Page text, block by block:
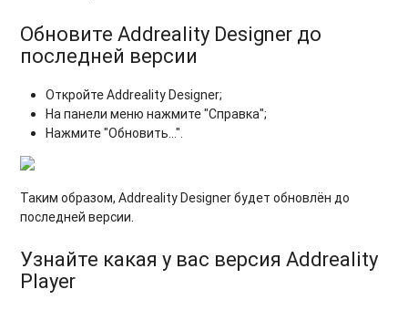
Обновите Addreality Designer до
последней версии
Откройте Addreality Designer;
На панели меню нажмите "Справка";
Нажмите "Обновить...".
Таким образом, Addreality Designer будет обновлён до
последней версии.
Узнайте какая у вас версия Addreality
Player